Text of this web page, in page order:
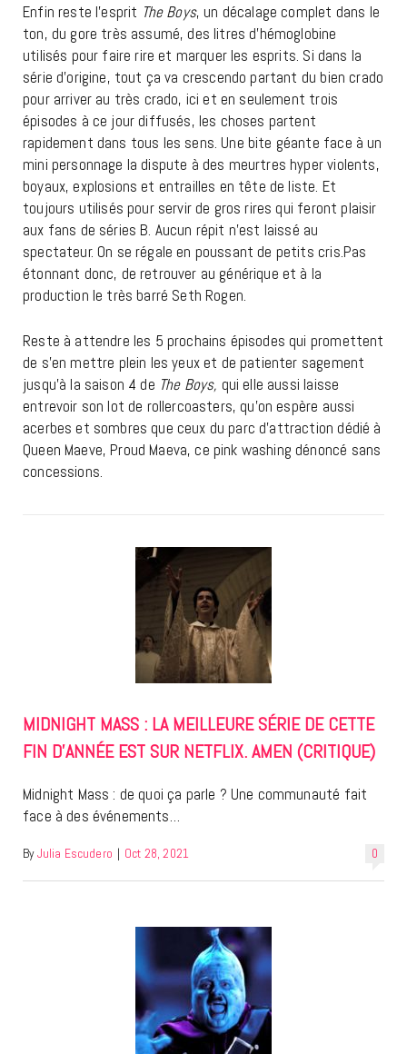
Enfin reste l’esprit The Boys, un décalage complet dans le
ton, du gore très assumé, des litres d’hémoglobine
utilisés pour faire rire et marquer les esprits. Si dans la
série d’origine, tout ça va crescendo partant du bien crado
pour arriver au très crado, ici et en seulement trois
épisodes à ce jour diffusés, les choses partent
rapidement dans tous les sens. Une bite géante face à un
mini personnage la dispute à des meurtres hyper violents,
boyaux, explosions et entrailles en tête de liste. Et
toujours utilisés pour servir de gros rires qui feront plaisir
aux fans de séries B. Aucun répit n’est laissé au
spectateur. On se régale en poussant de petits cris.Pas
étonnant donc, de retrouver au générique et à la
production le très barré Seth Rogen.
Reste à attendre les 5 prochains épisodes qui promettent
de s’en mettre plein les yeux et de patienter sagement
jusqu’à la saison 4 de The Boys, qui elle aussi laisse
entrevoir son lot de rollercoasters, qu’on espère aussi
acerbes et sombres que ceux du parc d’attraction dédié à
Queen Maeve, Proud Maeva, ce pink washing dénoncé sans
concessions.
MIDNIGHT MASS : LA MEILLEURE SÉRIE DE CETTE
FIN D’ANNÉE EST SUR NETFLIX. AMEN (CRITIQUE)
Midnight Mass : de quoi ça parle ? Une communauté fait
face à des événements…
0
By Julia Escudero | Oct 28, 2021